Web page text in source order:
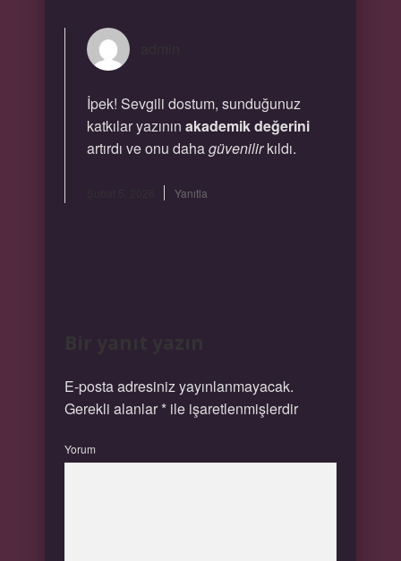
İpek! Sevgili dostum, sunduğunuz
katkılar yazının akademik değerini
artırdı ve onu dahagüvenilirkıldı.
Yanıtla
E-posta adresiniz yayınlanmayacak.
Gerekli alanlar*ile işaretlenmişlerdir
Yorum